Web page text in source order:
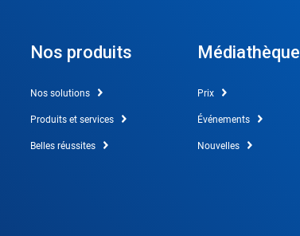
Nos produits
Nos solutions
Produits et services
Belles réussites
Médiathèque
Prix
Événements
Nouvelles